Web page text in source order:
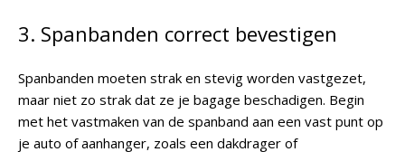
3. Spanbanden correct bevestigen
Spanbanden moeten strak en stevig worden vastgezet,
maar niet zo strak dat ze je bagage beschadigen. Begin
met het vastmaken van de spanband aan een vast punt op
je auto of aanhanger, zoals een dakdrager of